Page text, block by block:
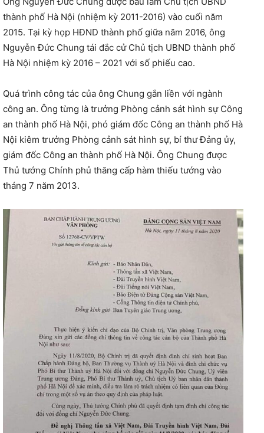
thành phố Hà Nội (nhiệm kỳ 2011-2016) vào cuối năm
2015. Tại kỳ họp HĐND thành phố giữa năm 2016, ông
Nguyễn Đức Chung tái đắc cử Chủ tịch UBND thành phố
Hà Nội nhiệm kỳ 2016 – 2021 với số phiếu cao.
Quá trình công tác của ông Chung gắn liền với ngành
công an. Ông từng là trưởng Phòng cảnh sát hình sự Công
an thành phố Hà Nội, phó giám đốc Công an thành phố Hà
Nội kiêm trưởng Phòng cảnh sát hình sự, bí thư Đảng ủy,
giám đốc Công an thành phố Hà Nội. Ông Chung được
Thủ tướng Chính phủ thăng cấp hàm thiếu tướng vào
tháng 7 năm 2013.